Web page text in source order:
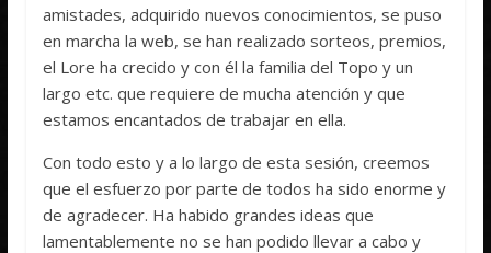
amistades, adquirido nuevos conocimientos, se puso
en marcha la web, se han realizado sorteos, premios,
el Lore ha crecido y con él la familia del Topo y un
largo etc. que requiere de mucha atención y que
estamos encantados de trabajar en ella.
Con todo esto y a lo largo de esta sesión, creemos
que el esfuerzo por parte de todos ha sido enorme y
de agradecer. Ha habido grandes ideas que
lamentablemente no se han podido llevar a cabo y